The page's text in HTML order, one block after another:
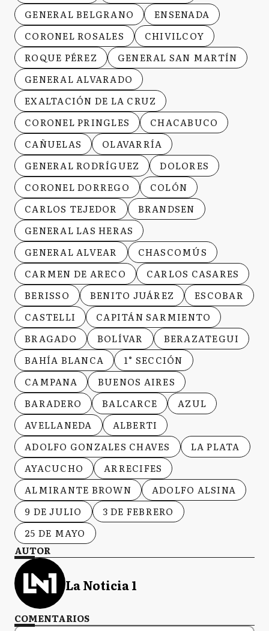
GENERAL BELGRANO
ENSENADA
CORONEL ROSALES
CHIVILCOY
ROQUE PÉREZ
GENERAL SAN MARTÍN
GENERAL ALVARADO
EXALTACIÓN DE LA CRUZ
CORONEL PRINGLES
CHACABUCO
CAÑUELAS
OLAVARRÍA
GENERAL RODRÍGUEZ
DOLORES
CORONEL DORREGO
COLÓN
CARLOS TEJEDOR
BRANDSEN
GENERAL LAS HERAS
GENERAL ALVEAR
CHASCOMÚS
CARMEN DE ARECO
CARLOS CASARES
BERISSO
BENITO JUÁREZ
ESCOBAR
CASTELLI
CAPITÁN SARMIENTO
BRAGADO
BOLÍVAR
BERAZATEGUI
BAHÍA BLANCA
1° SECCIÓN
CAMPANA
BUENOS AIRES
BARADERO
BALCARCE
AZUL
AVELLANEDA
ALBERTI
ADOLFO GONZALES CHAVES
LA PLATA
AYACUCHO
ARRECIFES
ALMIRANTE BROWN
ADOLFO ALSINA
9 DE JULIO
3 DE FEBRERO
25 DE MAYO
AUTOR
La Noticia 1
COMENTARIOS